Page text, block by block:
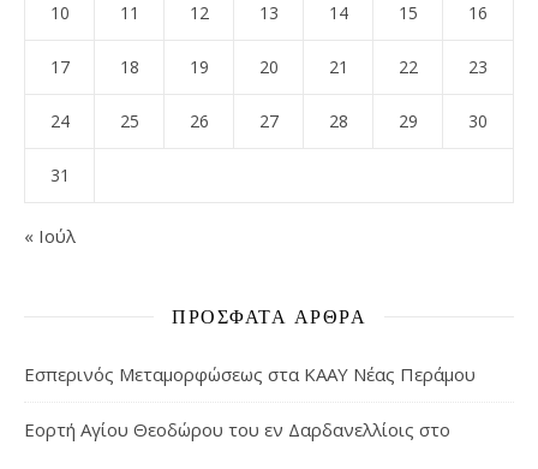
10 11 12 13 14 15 16
17 18 19 20 21 22 23
24 25 26 27 28 29 30
31
« Ιούλ
ΠΡΌΣΦΑΤΑ ΆΡΘΡΑ
Εσπερινός Μεταμορφώσεως στα ΚΑΑΥ Νέας Περάμου
Εορτή Αγίου Θεοδώρου του εν Δαρδανελλίοις στο